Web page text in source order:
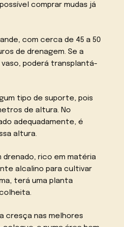
comprar mudas já
com cerca de 45 a 50
de drenagem. Se a
poderá transplantá-
tipo de suporte, pois
de altura. No
adequadamente, é
altura.
drenado, rico em matéria
alcalino para cultivar
terá uma planta
cresça nas melhores